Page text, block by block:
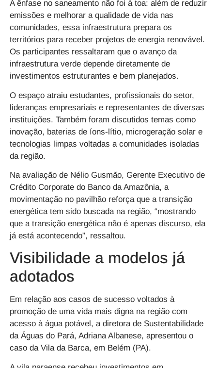
A ênfase no saneamento não foi à toa: além de reduzir
emissões e melhorar a qualidade de vida nas
comunidades, essa infraestrutura prepara os
territórios para receber projetos de energia renovável.
Os participantes ressaltaram que o avanço da
infraestrutura verde depende diretamente de
investimentos estruturantes e bem planejados.
O espaço atraiu estudantes, profissionais do setor,
lideranças empresariais e representantes de diversas
instituições. Também foram discutidos temas como
inovação, baterias de íons-lítio, microgeração solar e
tecnologias limpas voltadas a comunidades isoladas
da região.
Na avaliação de Nélio Gusmão, Gerente Executivo de
Crédito Corporate do Banco da Amazônia, a
movimentação no pavilhão reforça que a transição
energética tem sido buscada na região, “mostrando
que a transição energética não é apenas discurso, ela
já está acontecendo”, ressaltou.
Visibilidade a modelos já
adotados
Em relação aos casos de sucesso voltados à
promoção de uma vida mais digna na região com
acesso à água potável, a diretora de Sustentabilidade
da Águas do Pará, Adriana Albanese, apresentou o
caso da Vila da Barca, em Belém (PA).